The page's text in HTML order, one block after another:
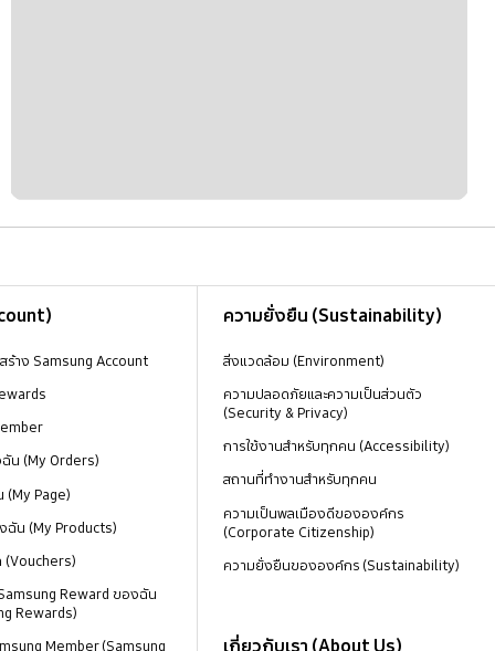
ร้าง Samsung Account
น (My Orders)
Page)
น (My Products)
Reward ของฉัน
Rewards)
Member (Samsung
ความยั่งยืน (Sustainability)
สิ่งแวดล้อม (Environment)
ความปลอดภัยและความเป็นส่วนตัว
(Security & Privacy)
การใช้งานสำหรับทุกคน (Accessibility)
สถานที่ทำงานสำหรับทุกคน
ความเป็นพลเมืองดีขององค์กร
(Corporate Citizenship)
ความยั่งยืนขององค์กร (Sustainability)
เกี่ยวกับเรา (About Us)